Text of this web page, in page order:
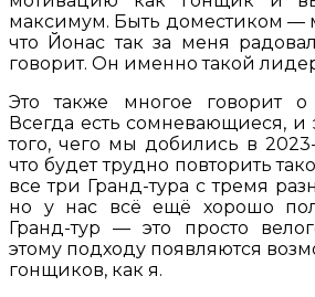
максимум. Быть доместиком —
что Йонас так за меня
говорит. Он именно такой
Это также многое говорит
Всегда есть сомневающиеся, и
того, чего мы добились в
что будет трудно повторить
все три Гранд-тура с тремя
но у нас всё ещё хорошо
Гранд-тур — это просто
этому подходу появляются
гонщиков, как я.